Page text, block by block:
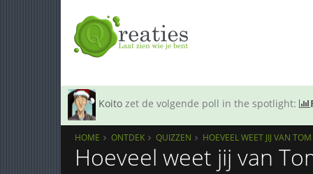
Koito zet de volgende poll in the spotlight:
HOME ONTDEK QUIZZEN HOEVEEL WEET JIJ VAN
Hoeveel weet jij van